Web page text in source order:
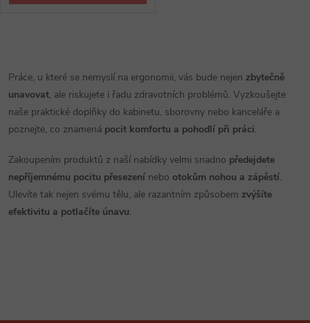
v
l
á
d
a
c
Práce, u které se nemyslí na ergonomii, vás bude nejen zbytečně
unavovat, ale riskujete i řadu zdravotních problémů. Vyzkoušejte
naše praktické doplňky do kabinetu, sborovny nebo kanceláře a
poznejte, co znamená pocit komfortu a pohodlí při práci.
Zakoupením produktů z naší nabídky velmi snadno předejdete
nepříjemnému pocitu přesezení nebo otokům nohou a zápěstí.
Ulevíte tak nejen svému tělu, ale razantním způsobem zvýšíte
efektivitu a potlačíte únavu.